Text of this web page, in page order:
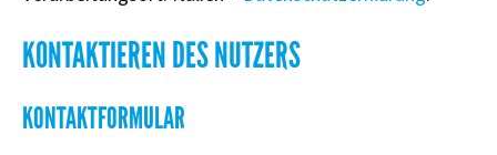
KONTAKTIEREN DES NUTZERS
KONTAKTFORMULAR